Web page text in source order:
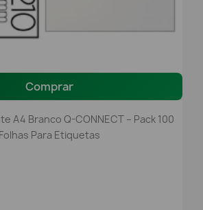
Comprar
A4 Branco Q-CONNECT – Pack 100
Folhas Para Etiquetas